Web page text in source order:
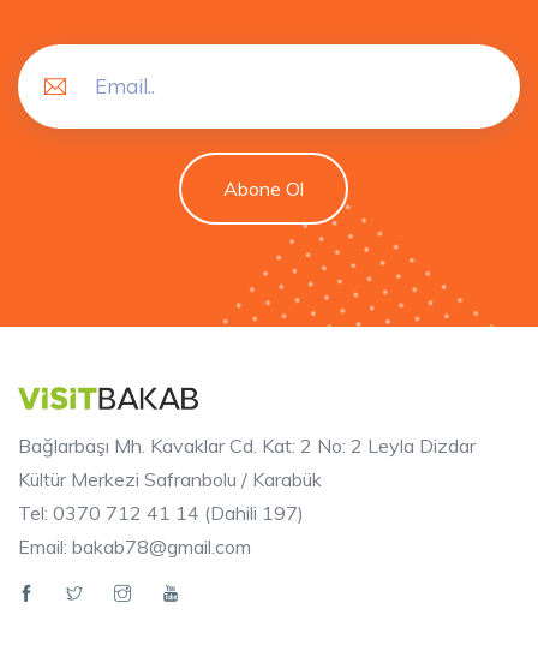
Abone Ol
Bağlarbaşı Mh. Kavaklar Cd. Kat: 2 No: 2 Leyla Dizdar
Kültür Merkezi Safranbolu / Karabük
Tel: 0370 712 41 14 (Dahili 197)
Email: bakab78@gmail.com